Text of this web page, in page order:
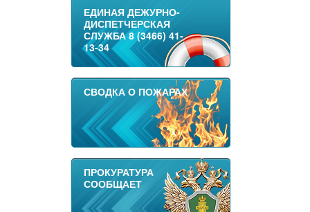
ЕДИНАЯ ДЕЖУРНО-
ДИСПЕТЧЕРСКАЯ
СЛУЖБА 8 (3466) 41-
13-34
СВОДКА О ПОЖАРАХ
ПРОКУРАТУРА
СООБЩАЕТ